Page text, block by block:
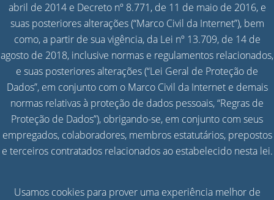
abril de 2014 e Decreto nº 8.771, de 11 de maio de 2016, e
suas posteriores alterações (“Marco Civil da Internet”), bem
como, a partir de sua vigência, da Lei nº 13.709, de 14 de
agosto de 2018, inclusive normas e regulamentos relacionados,
e suas posteriores alterações (“Lei Geral de Proteção de
Dados”, em conjunto com o Marco Civil da Internet e demais
normas relativas à proteção de dados pessoais, “Regras de
Proteção de Dados”), obrigando-se, em conjunto com seus
empregados, colaboradores, membros estatutários, prepostos
e terceiros contratados relacionados ao estabelecido nesta lei.
Usamos cookies para prover uma experiência melhor de